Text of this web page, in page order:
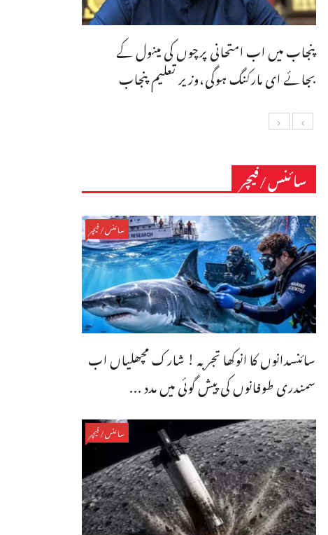
پنجاب میں اب امتحانی پرچوں کی مینول کے
بجائے ای مارکنگ ہوگی،وزیر تعلیم پنجاب
سائنس/فیچر
سائنس/فیچر
سائنسدانوں کا انوکھا تجربہ ! شارک مچھلیاں اب
سمندری طوفانوں کی پیش گوئی میں مدد ...
سائنس/فیچر